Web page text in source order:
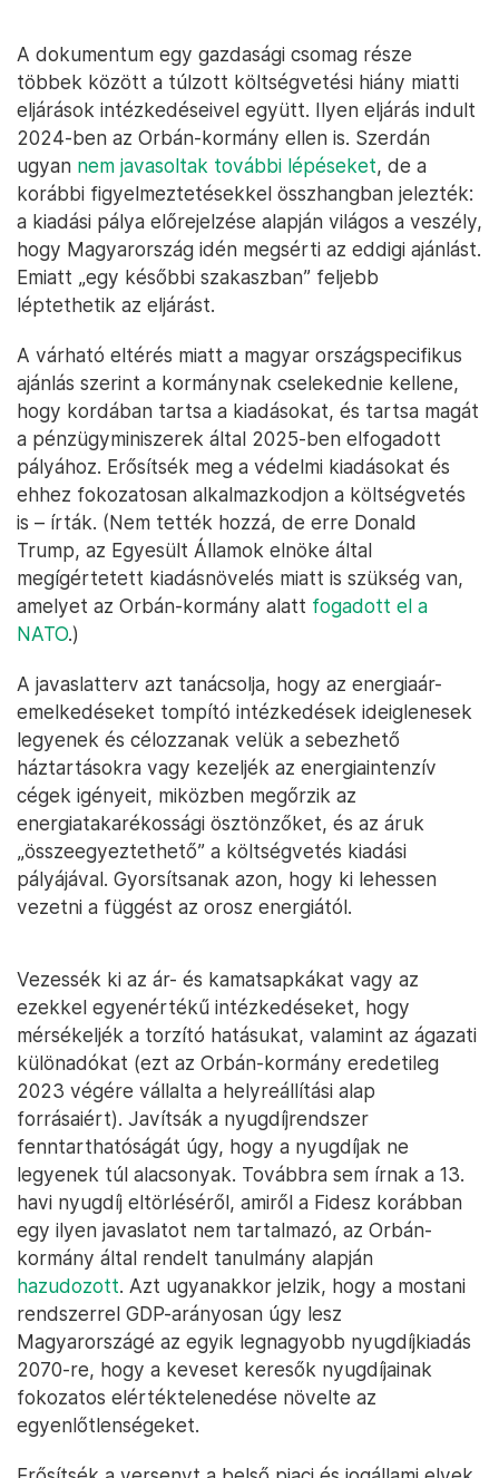
A dokumentum egy gazdasági csomag része
többek között a túlzott költségvetési hiány miatti
eljárások intézkedéseivel együtt. Ilyen eljárás indult
2024-ben az Orbán-kormány ellen is. Szerdán
ugyan nem javasoltak további lépéseket, de a
korábbi figyelmeztetésekkel összhangban jelezték:
a kiadási pálya előrejelzése alapján világos a veszély,
hogy Magyarország idén megsérti az eddigi ajánlást.
Emiatt „egy későbbi szakaszban” feljebb
léptethetik az eljárást.
A várható eltérés miatt a magyar országspecifikus
ajánlás szerint a kormánynak cselekednie kellene,
hogy kordában tartsa a kiadásokat, és tartsa magát
a pénzügyminiszerek által 2025-ben elfogadott
pályához. Erősítsék meg a védelmi kiadásokat és
ehhez fokozatosan alkalmazkodjon a költségvetés
is – írták. (Nem tették hozzá, de erre Donald
Trump, az Egyesült Államok elnöke által
megígértetett kiadásnövelés miatt is szükség van,
amelyet az Orbán-kormány alatt fogadott el a
NATO.)
A javaslatterv azt tanácsolja, hogy az energiaár-
emelkedéseket tompító intézkedések ideiglenesek
legyenek és célozzanak velük a sebezhető
háztartásokra vagy kezeljék az energiaintenzív
cégek igényeit, miközben megőrzik az
energiatakarékossági ösztönzőket, és az áruk
„összeegyeztethető” a költségvetés kiadási
pályájával. Gyorsítsanak azon, hogy ki lehessen
vezetni a függést az orosz energiától.
Vezessék ki az ár- és kamatsapkákat vagy az
ezekkel egyenértékű intézkedéseket, hogy
mérsékeljék a torzító hatásukat, valamint az ágazati
különadókat (ezt az Orbán-kormány eredetileg
2023 végére vállalta a helyreállítási alap
forrásaiért). Javítsák a nyugdíjrendszer
fenntarthatóságát úgy, hogy a nyugdíjak ne
legyenek túl alacsonyak. Továbbra sem írnak a 13.
havi nyugdíj eltörléséről, amiről a Fidesz korábban
egy ilyen javaslatot nem tartalmazó, az Orbán-
kormány által rendelt tanulmány alapján
hazudozott. Azt ugyanakkor jelzik, hogy a mostani
rendszerrel GDP-arányosan úgy lesz
Magyarországé az egyik legnagyobb nyugdíjkiadás
2070-re, hogy a keveset keresők nyugdíjainak
fokozatos elértéktelenedése növelte az
egyenlőtlenségeket.